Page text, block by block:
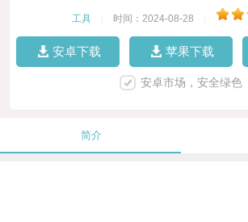
工具 时间：2024-08-28
安卓下载 苹果下载
安卓市场，安全绿色
简介